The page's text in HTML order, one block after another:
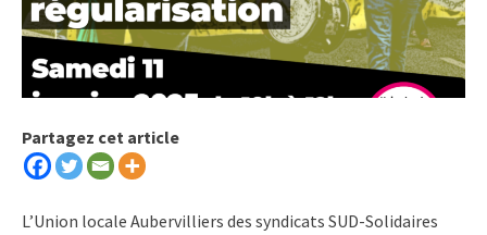
Partagez cet article
L’Union locale Aubervilliers des syndicats SUD-Solidaires